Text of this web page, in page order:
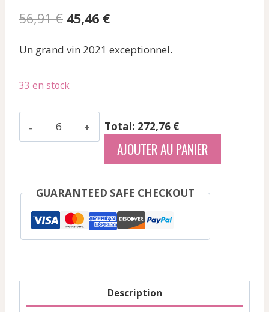
56,91€ Le
initial
45,46 €Le
actuel
Un grand vin 2021 exceptionnel.
33 en stock
Santenay
V.V.
2021
Total: 272,76 €
AJOUTER AU PANIER
GUARANTEED SAFE CHECKOUT
Description